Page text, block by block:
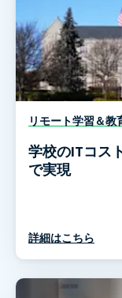
リモート学習＆教
学校のITコス
で実現
詳細はこちら